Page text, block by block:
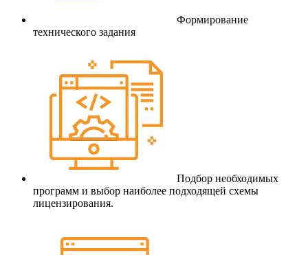
Формирование
технического задания
Подбор необходимых
программ и выбор наиболее подходящей схемы
лицензирования.